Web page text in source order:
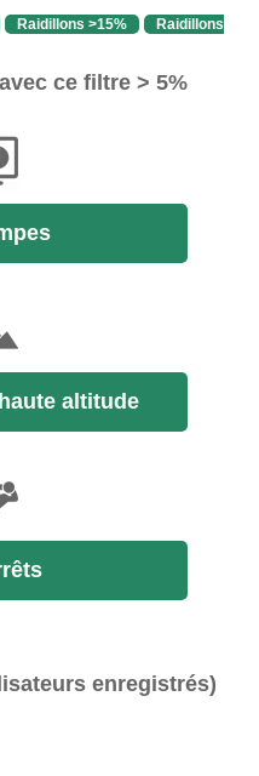
Raidillons >15%
Raidillons
ce filtre > 5%
altitude
enregistrés)